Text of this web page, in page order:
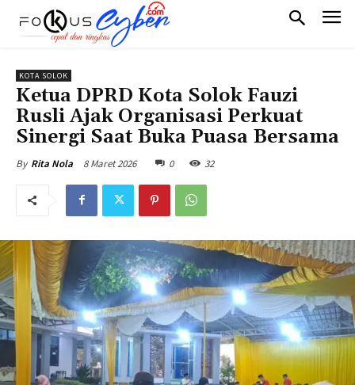
KOTA SOLOK
Ketua DPRD Kota Solok Fauzi
Rusli Ajak Organisasi Perkuat
Sinergi Saat Buka Puasa Bersama
By Rita Nola 8 Maret 2026 0 32